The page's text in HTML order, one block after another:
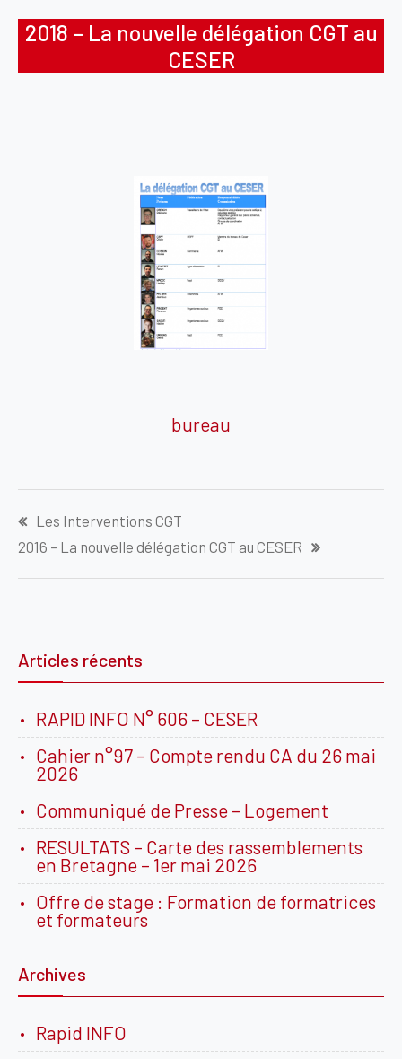
2018 – La nouvelle délégation CGT au
CESER
bureau
Les Interventions CGT
2016 – La nouvelle délégation CGT au CESER
Articles récents
RAPID INFO N° 606 – CESER
Cahier n°97 – Compte rendu CA du 26 mai
2026
Communiqué de Presse – Logement
RESULTATS – Carte des rassemblements
en Bretagne – 1er mai 2026
Offre de stage : Formation de formatrices
et formateurs
Archives
Rapid INFO